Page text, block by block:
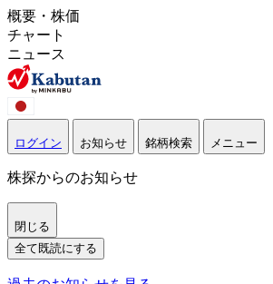
概要・株価
チャート
ニュース
ログイン お知らせ 銘柄検索 メニュー
株探からのお知らせ
閉じる
全て既読にする